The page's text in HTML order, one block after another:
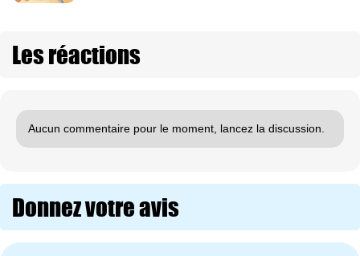
Les réactions
Aucun commentaire pour le moment, lancez la discussion.
Donnez votre avis